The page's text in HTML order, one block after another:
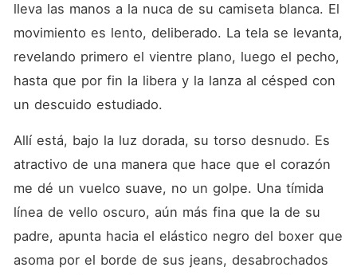
lleva las manos a la nuca de su camiseta blanca. El
movimiento es lento, deliberado. La tela se levanta,
revelando primero el vientre plano, luego el pecho,
hasta que por fin la libera y la lanza al césped con
un descuido estudiado.
Allí está, bajo la luz dorada, su torso desnudo. Es
atractivo de una manera que hace que el corazón
me dé un vuelco suave, no un golpe. Una tímida
línea de vello oscuro, aún más fina que la de su
padre, apunta hacia el elástico negro del boxer que
asoma por el borde de sus jeans, desabrochados